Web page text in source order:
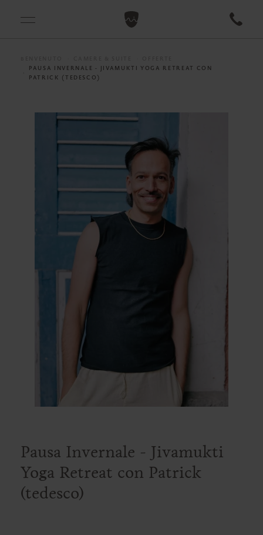
PAUSA INVERNALE - JIVAMUKTI YOGA RETREAT CON
PATRICK (TEDESCO)
Pausa Invernale - Jivamukti
Yoga Retreat con Patrick
(tedesco)